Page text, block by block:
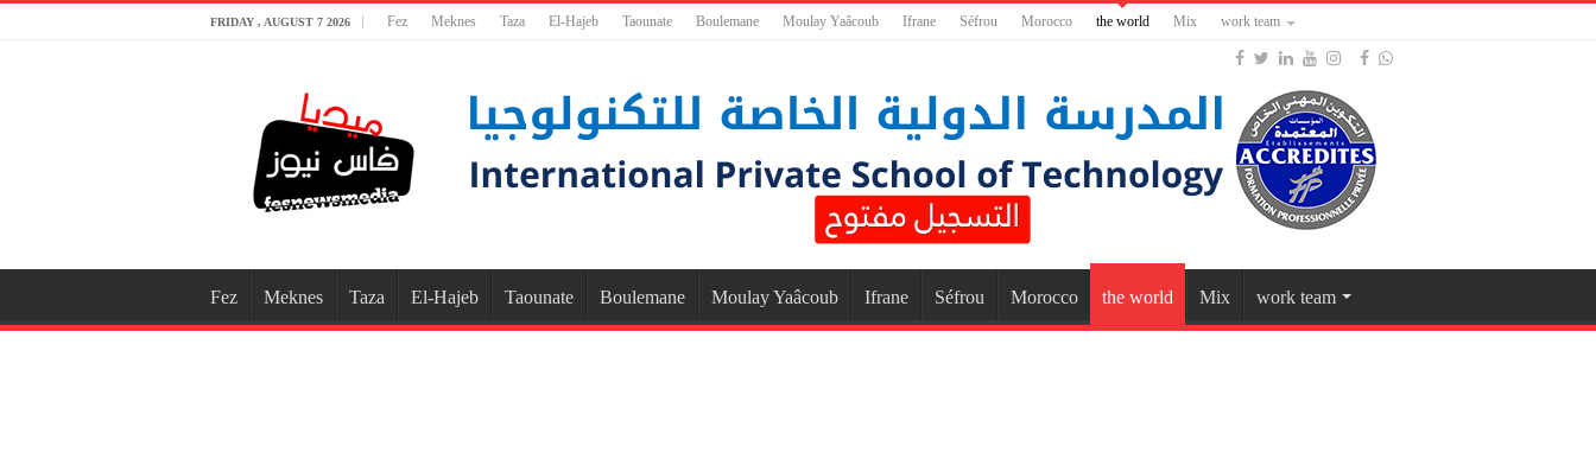
FRIDAY , AUGUST 7 2026 Fez Meknes Taza El-Hajeb Taounate Boulemane Moulay Yaâcoub Ifrane Séfrou Morocco the world Mix work team
Fez Meknes Taza El-Hajeb Taounate Boulemane Moulay Yaâcoub Ifrane Séfrou Morocco the world Mix work team